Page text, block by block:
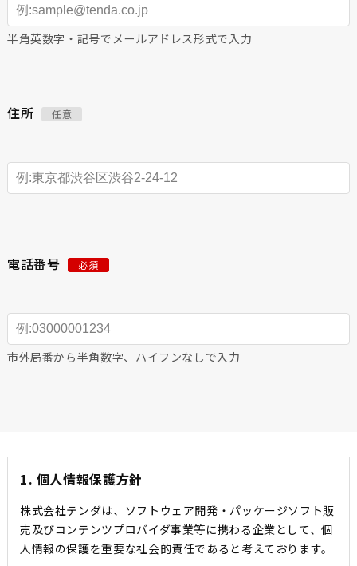
半角英数字・記号でメールアドレス形式で入力
住所 任意
電話番号 必須
市外局番から半角数字、ハイフンなしで入力
1. 個人情報保護方針
株式会社テンダは、ソフトウェア開発・パッケージソフト販
売及びコンテンツプロバイダ事業等に携わる企業として、個
人情報の保護を重要な社会的責任であると考えております。